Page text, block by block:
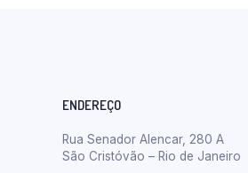
ENDEREÇO
Rua Senador Alencar, 280 A
São Cristóvão – Rio de Janeiro